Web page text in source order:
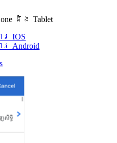
និង Tablet
IOS